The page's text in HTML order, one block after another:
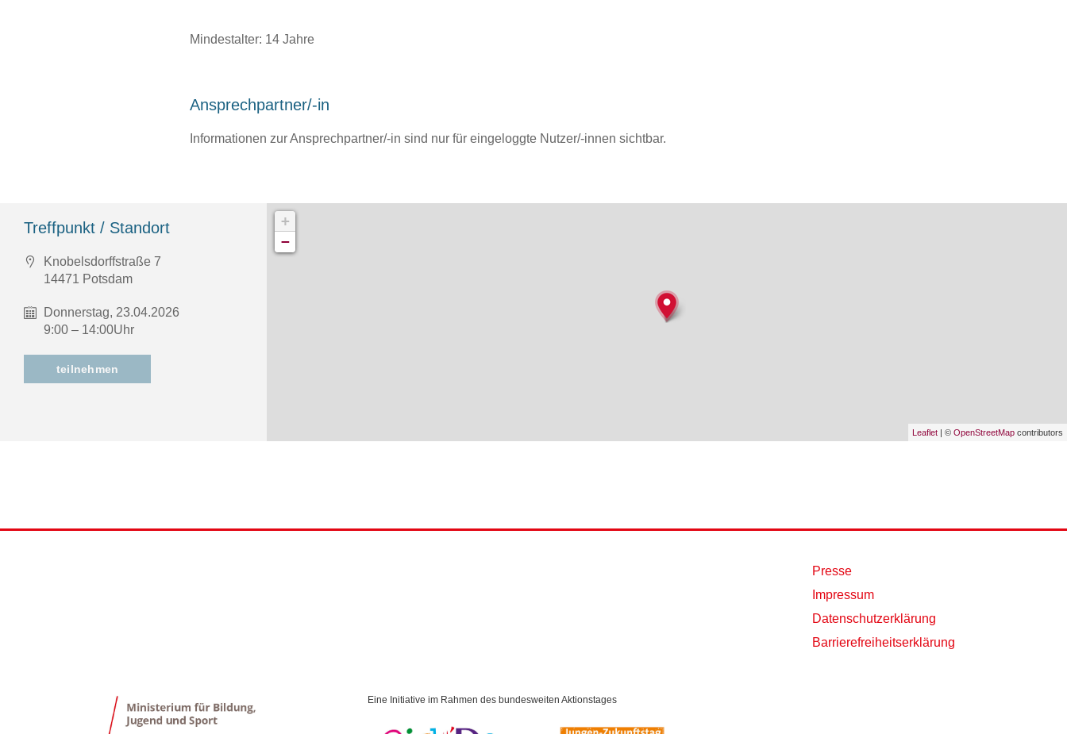
Mindestalter: 14 Jahre
Ansprechpartner/-in
Informationen zur Ansprechpartner/-in sind nur für eingeloggte Nutzer/-innen sichtbar.
Treffpunkt / Standort
Knobelsdorffstraße 7
14471 Potsdam
Donnerstag, 23.04.2026
9:00 – 14:00Uhr
teilnehmen
+
−
Leaflet | © OpenStreetMap contributors
Presse
Impressum
Datenschutzerklärung
Barrierefreiheitserklärung
Eine Initiative im Rahmen des bundesweiten Aktionstages